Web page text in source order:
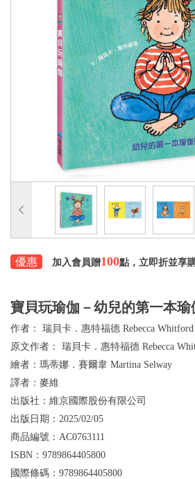
優惠 加入會員贈100點，立即折並享
寶貝玩瑜伽－幼兒的第一本瑜
作者： 瑞貝卡．惠特福德 Rebecca Whitford
原文作者： 瑞貝卡．惠特福德 Rebecca
繪者： 瑪蒂娜．賽爾韋 Martina Selway
譯者： 麥維
出版社： 維京國際股份有限公司
出版日期： 2025/02/05
商品編號： AC0763111
ISBN： 9789864405800
國際條碼： 9789864405800